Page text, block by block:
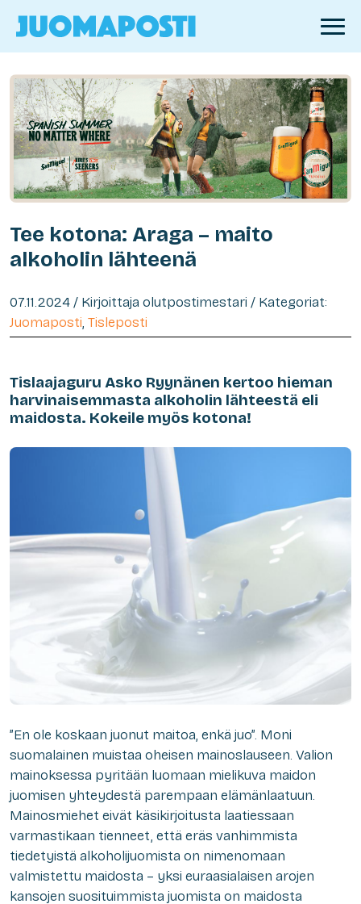
Tee kotona: Araga – maito
alkoholin lähteenä
07.11.2024 / Kirjoittaja olutpostimestari / Kategoriat:
Juomaposti, Tisleposti
Tislaajaguru Asko Ryynänen kertoo hieman
harvinaisemmasta alkoholin lähteestä eli
maidosta. Kokeile myös kotona!
”En ole koskaan juonut maitoa, enkä juo”. Moni
suomalainen muistaa oheisen mainoslauseen. Valion
mainoksessa pyritään luomaan mielikuva maidon
juomisen yhteydestä parempaan elämänlaatuun.
Mainosmiehet eivät käsikirjoitusta laatiessaan
varmastikaan tienneet, että eräs vanhimmista
tiedetyistä alkoholijuomista on nimenomaan
valmistettu maidosta – yksi euraasialaisen arojen
kansojen suosituimmista juomista on maidosta